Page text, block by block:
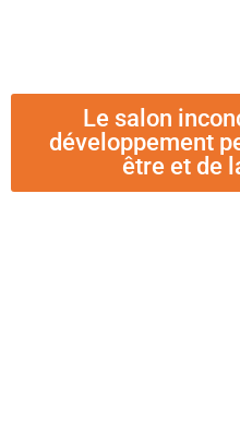
Le salon
développement
être et de